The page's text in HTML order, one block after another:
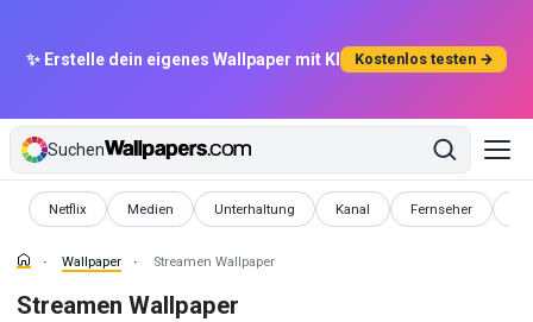
✨ Erstelle dein eigenes Wallpaper mit KI Kostenlos testen →
Suchen
Netflix
Wallpaper Medien
Wallpaper Unterhaltung
Wallpaper Kanal
Wallpaper Fernseher
Wallpaper
Wallpaper Streamen Wallpaper
Streamen Wallpaper